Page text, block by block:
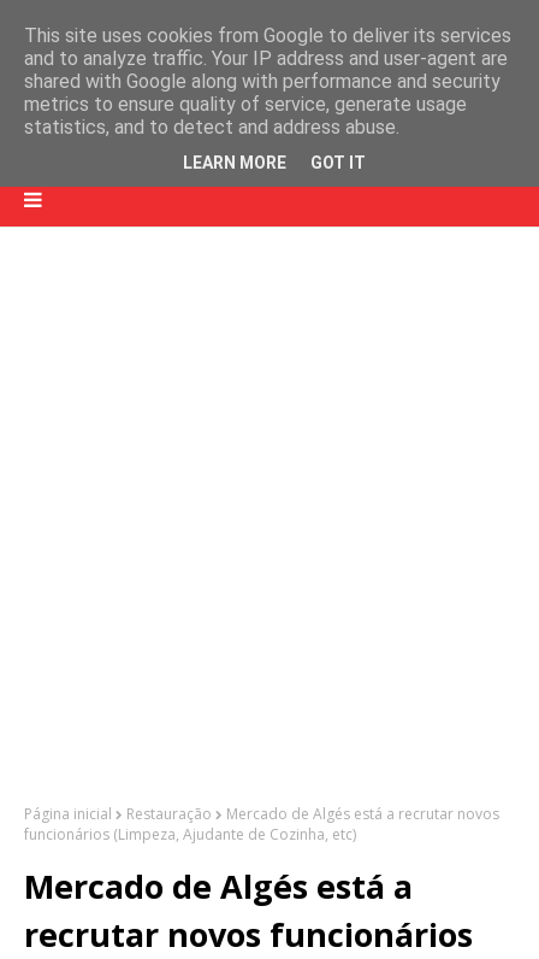
Página inicial Restauração
Mercado de Algés está a recrutar novos
funcionários (Limpeza, Ajudante de Cozinha, etc)
Mercado de Algés está a
recrutar novos funcionários
This site uses cookies from Google to deliver its services
and to analyze traffic. Your IP address and user-agent are
shared with Google along with performance and security
metrics to ensure quality of service, generate usage
statistics, and to detect and address abuse.
LEARN MORE GOT IT